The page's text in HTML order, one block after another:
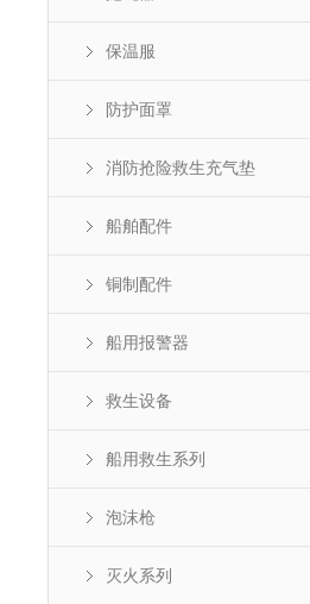
保温服
防护面罩
消防抢险救生充气垫
船舶配件
铜制配件
船用报警器
救生设备
船用救生系列
泡沫枪
灭火系列